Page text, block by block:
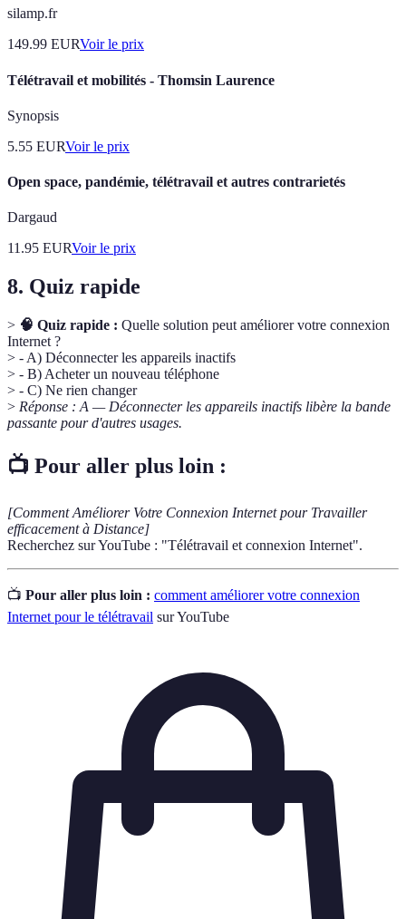
silamp.fr
149.99 EURVoir le prix
Télétravail et mobilités - Thomsin Laurence
Synopsis
5.55 EURVoir le prix
Open space, pandémie, télétravail et autres contrarietés
Dargaud
11.95 EURVoir le prix
8. Quiz rapide
> 🧠 Quiz rapide : Quelle solution peut améliorer votre connexion
Internet ?
> - A) Déconnecter les appareils inactifs
> - B) Acheter un nouveau téléphone
> - C) Ne rien changer
> Réponse : A — Déconnecter les appareils inactifs libère la bande
passante pour d'autres usages.
📺 Pour aller plus loin :
[Comment Améliorer Votre Connexion Internet pour Travailler
efficacement à Distance]
Recherchez sur YouTube : "Télétravail et connexion Internet".
📺 Pour aller plus loin : comment améliorer votre connexion
Internet pour le télétravail sur YouTube